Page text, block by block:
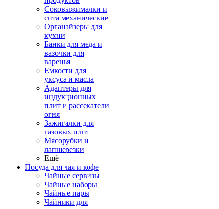
Соковыжималки и
сита механические
Органайзеры для
кухни
Банки для меда и
вазочки для
варенья
Емкости для
уксуса и масла
Адаптеры для
индукционных
плит и рассекатели
огня
Зажигалки для
газовых плит
Мясорубки и
лапшерезки
Ещё
Посуда для чая и кофе
Чайные сервизы
Чайные наборы
Чайные пары
Чайники для